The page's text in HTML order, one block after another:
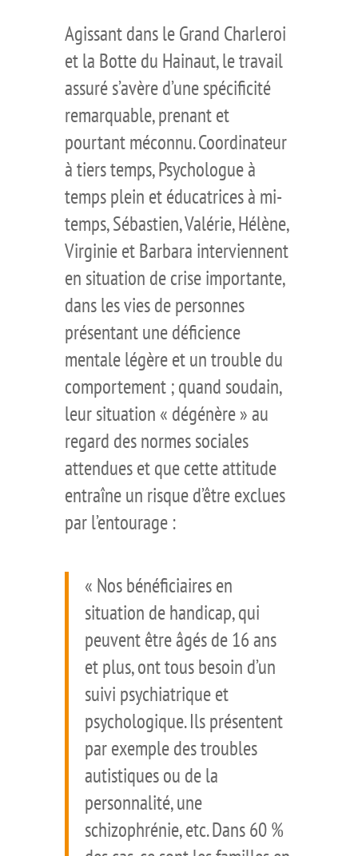
Agissant dans le Grand Charleroi
et la Botte du Hainaut, le travail
assuré s’avère d’une spécificité
remarquable, prenant et
pourtant méconnu. Coordinateur
à tiers temps, Psychologue à
temps plein et éducatrices à mi-
temps, Sébastien, Valérie, Hélène,
Virginie et Barbara interviennent
en situation de crise importante,
dans les vies de personnes
présentant une déficience
mentale légère et un trouble du
comportement ; quand soudain,
leur situation « dégénère » au
regard des normes sociales
attendues et que cette attitude
entraîne un risque d’être exclues
par l’entourage :
« Nos bénéficiaires en
situation de handicap, qui
peuvent être âgés de 16 ans
et plus, ont tous besoin d’un
suivi psychiatrique et
psychologique. Ils présentent
par exemple des troubles
autistiques ou de la
personnalité, une
schizophrénie, etc. Dans 60 %